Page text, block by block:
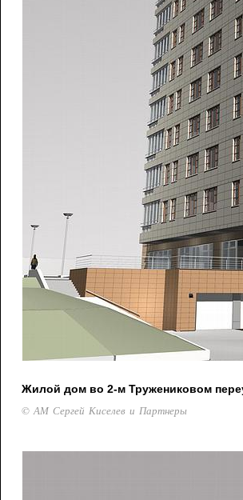
Жилой дом во 2-м Тружениковом
© АМ Сергей Киселев и Партнеры